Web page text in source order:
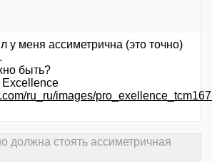
у меня ассиметрична (это точно)
быть?
Excellence
ru_ru/images/
должна стоять ассиметричная